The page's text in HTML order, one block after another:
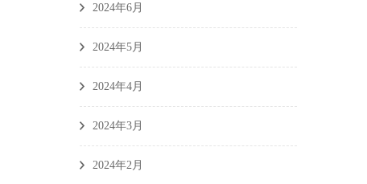
2024年6月
2024年5月
2024年4月
2024年3月
2024年2月